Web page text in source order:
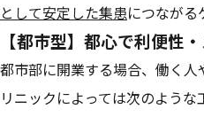
として安定した集患につながる
【都市型】都心で利便性
都市部に開業する場合、働く
リニックによっては次のよう